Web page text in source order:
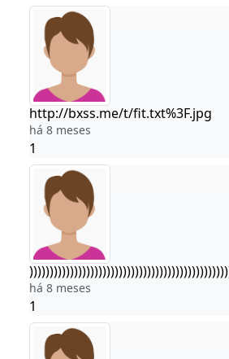
http://bxss.me/t/fit.txt%3F.jpg
há 8 meses
1
há 8 meses
1